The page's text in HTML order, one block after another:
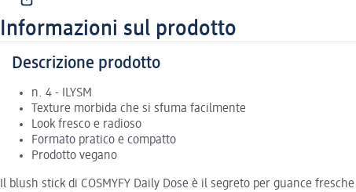
Informazioni sul prodotto
Descrizione prodotto
n. 4 - ILYSM
Texture morbida che si sfuma facilmente
Look fresco e radioso
Formato pratico e compatto
Prodotto vegano
Il blush stick di COSMYFY Daily Dose è il segreto per guance